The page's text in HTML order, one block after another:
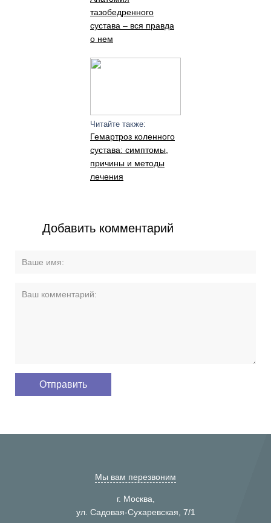
тазобедренного
сустава – вся правда
о нем
Читайте также:
Гемартроз коленного
сустава: симптомы,
причины и методы
лечения
Добавить комментарий
Мы вам перезвоним
г. Москва,
ул. Садовая-Сухаревская, 7/1